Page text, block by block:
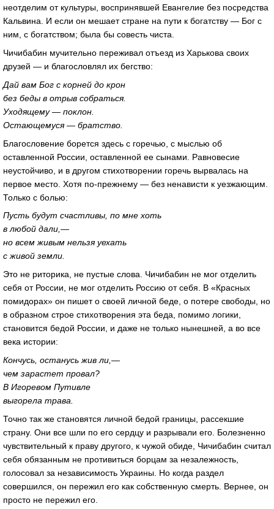
неотделим от культуры, воспринявшей Евангелие без посредства
Кальвина. И если он мешает стране на пути к богатству — Бог с
ним, с богатством; была бы совесть чиста.
Чичибабин мучительно переживал отъезд из Харькова своих
друзей — и благословлял их бегство:
Дай вам Бог с корней до крон
без беды в отрыв собраться.
Уходящему — поклон.
Остающемуся — братство.
Благословение борется здесь с горечью, с мыслью об
оставленной России, оставленной ее сынами. Равновесие
неустойчиво, и в другом стихотворении горечь вырвалась на
первое место. Хотя по-прежнему — без ненависти к уезжаю­щим.
Только с болью:
Пусть будут счастливы, по мне хоть
в любой дали,—
но всем живым нельзя уехать
с живой земли.
Это не риторика, не пустые слова. Чичибабин не мог отделить
себя от России, не мог отделить Россию от себя. В «Красных
помидорах» он пишет о своей личной беде, о потере свободы, но
в образном строе стихотворения эта беда, помимо логики,
становится бедой России, и даже не только нынешней, а во все
века истории:
Кончусь, останусь жив ли,—
чем зарастет провал?
В Игоревом Путивле
выгорела трава.
Точно так же становятся личной бедой границы, рассекшие
страну. Они все шли по его сердцу и разрывали его. Болезненно
чувствительный к праву другого, к чужой обиде, Чичибабин считал
себя обязанным не противиться борцам за незалежность,
голосовал за независимость Украи­ны. Но когда раздел
совершился, он пережил его как собственную смерть. Вернее, он
просто не пережил его.